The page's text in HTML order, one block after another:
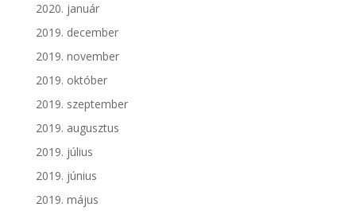
2020. január
2019. december
2019. november
2019. október
2019. szeptember
2019. augusztus
2019. július
2019. június
2019. május